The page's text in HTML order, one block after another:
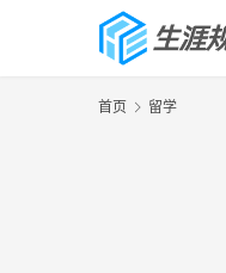
首页 留学